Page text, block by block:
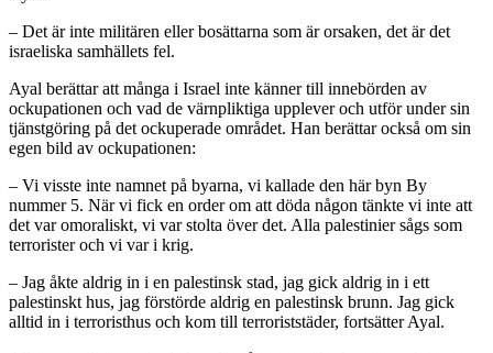
– Det är inte militären eller bosättarna som är orsaken, det är det
israeliska samhällets fel.
Ayal berättar att många i Israel inte känner till innebörden av
ockupationen och vad de värnpliktiga upplever och utför under sin
tjänstgöring på det ockuperade området. Han berättar också om sin
egen bild av ockupationen:
– Vi visste inte namnet på byarna, vi kallade den här byn By
nummer 5. När vi fick en order om att döda någon tänkte vi inte att
det var omoraliskt, vi var stolta över det. Alla palestinier sågs som
terrorister och vi var i krig.
– Jag åkte aldrig in i en palestinsk stad, jag gick aldrig in i ett
palestinskt hus, jag förstörde aldrig en palestinsk brunn. Jag gick
alltid in i terroristhus och kom till terroriststäder, fortsätter Ayal.